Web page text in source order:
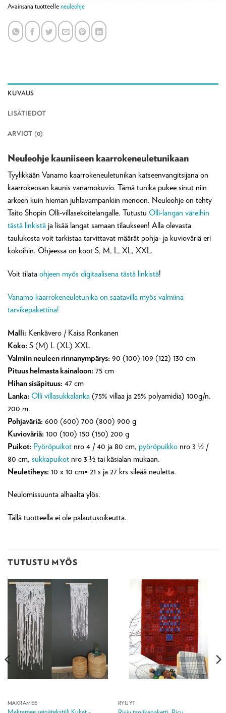
Avainsana tuotteelle neuleohje
KUVAUS
LISÄTIEDOT
ARVIOT (0)
Neuleohje kauniiseen kaarrokeneuletunikaan
Tyylikkään Vanamo kaarrokeneuletunikan katseenvangitsijana on
kaarrokeosan kaunis vanamokuvio. Tämä tunika pukee sinut niin
arkeen kuin hieman juhlavampankiin menoon. Neuleohje on tehty
Taito Shopin Olli-villasekoitelangalle. Tutustu Olli-langan väreihin
tästä linkistä ja lisää langat samaan tilaukseen! Alla olevasta
taulukosta voit tarkistaa tarvittavat määrät pohja- ja kuvioväriä eri
kokoihin. Ohjeessa on koot S, M, L, XL, XXL.
Voit tilata ohjeen myös digitaalisena tästä linkistä!
Vanamo kaarrokeneuletunika on saatavilla myös valmiina
tarvikepakettina!
Malli: Kenkävero / Kaisa Ronkanen
Koko: S (M) L (XL) XXL
Valmiin neuleen rinnanympärys: 90 (100) 109 (122) 130 cm
Pituus helmasta kainaloon: 75 cm
Hihan sisäpituus: 47 cm
Lanka: Olli villasukkalanka (75% villaa ja 25% polyamidia) 100g/n.
200 m.
Pohjaväriä: 600 (600) 700 (800) 900 g
Kuvioväriä: 100 (100) 150 (150) 200 g
Puikot: Pyöröpuikot nro 4 / 40 ja 80 cm, pyöröpuikko nro 3 ½ /
80 cm, sukkapuikot nro 3 ½ tai käsialan mukaan.
Neuletiheys: 10 x 10 cm= 21 s ja 27 krs sileää neuletta.
Neulomissuunta alhaalta ylös.
Tällä tuotteella ei ole palautusoikeutta.
TUTUSTU MYÖS
MAKRAMEE RYIJYT